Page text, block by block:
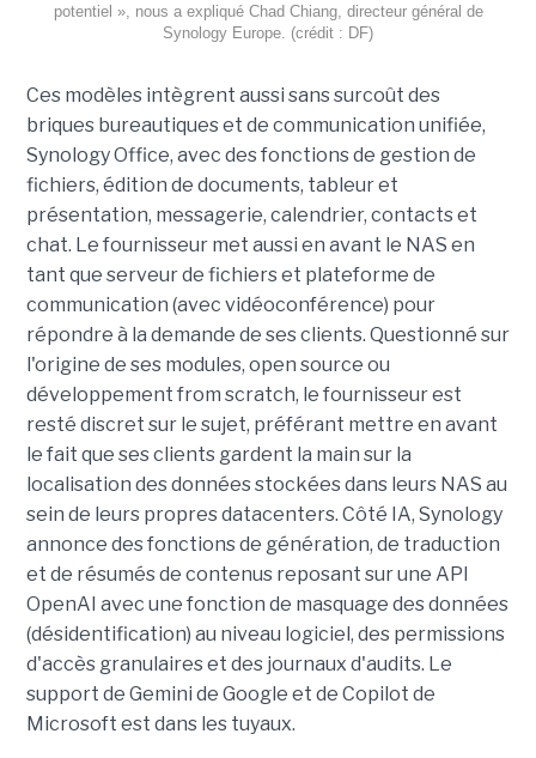
potentiel », nous a expliqué Chad Chiang, directeur général de
Synology Europe. (crédit : DF)
Ces modèles intègrent aussi sans surcoût des
briques bureautiques et de communication unifiée,
Synology Office, avec des fonctions de gestion de
fichiers, édition de documents, tableur et
présentation, messagerie, calendrier, contacts et
chat. Le fournisseur met aussi en avant le NAS en
tant que serveur de fichiers et plateforme de
communication (avec vidéoconférence) pour
répondre à la demande de ses clients. Questionné sur
l'origine de ses modules, open source ou
développement from scratch, le fournisseur est
resté discret sur le sujet, préférant mettre en avant
le fait que ses clients gardent la main sur la
localisation des données stockées dans leurs NAS au
sein de leurs propres datacenters. Côté IA, Synology
annonce des fonctions de génération, de traduction
et de résumés de contenus reposant sur une API
OpenAI avec une fonction de masquage des données
(désidentification) au niveau logiciel, des permissions
d'accès granulaires et des journaux d'audits. Le
support de Gemini de Google et de Copilot de
Microsoft est dans les tuyaux.